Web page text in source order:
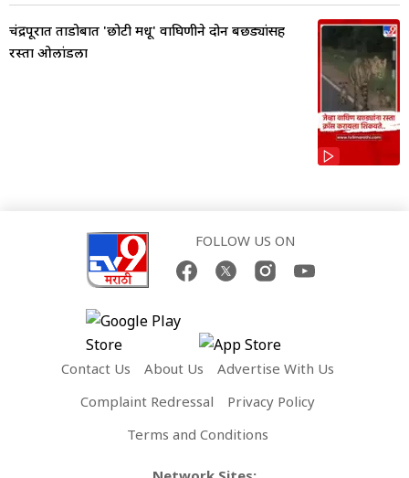
चंद्रपूरात ताडोबात 'छोटी मधू' वाघिणीने दोन बछड्यांसह
रस्ता ओलांडला
FOLLOW US ON
Contact Us About Us
Advertise With Us
Complaint Redressal
Privacy Policy
Terms and Conditions